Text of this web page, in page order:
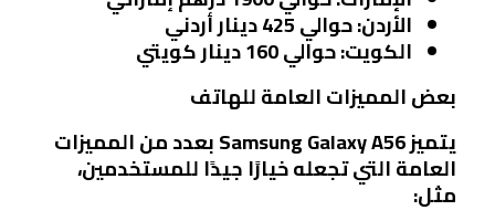
الأردن: حوالي 425 دينار أردني
الكويت: حوالي 160 دينار كويتي
بعض المميزات العامة للهاتف
يتميز Samsung Galaxy A56 بعدد من المميزات
العامة التي تجعله خيارًا جيدًا للمستخدمين،
مثل: